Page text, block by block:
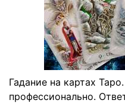
Гадание на картах
профессионально.